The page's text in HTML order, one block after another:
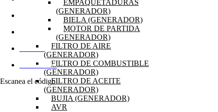
EMPAQUETADURAS
(GENERADOR)
BIELA (GENERADOR)
MOTOR DE PARTIDA
(GENERADOR)
FILTRO DE AIRE
(GENERADOR)
FILTRO DE COMBUSTIBLE
(GENERADOR)
FILTRO DE ACEITE
(GENERADOR)
BUJIA (GENERADOR)
AVR
PREGUNTAS FRECUENTES
MI CUENTA
DISTRIBUIDORES
Escanea el código